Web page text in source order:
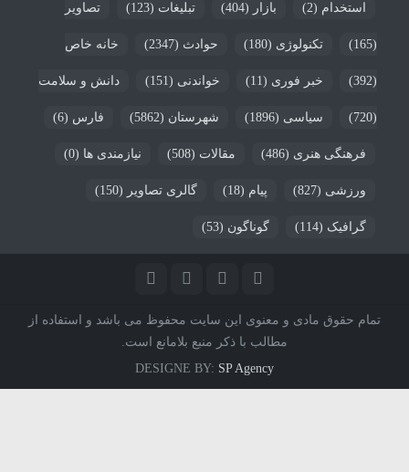
استخدام (2) بازار (404) تبلیغات (123) تصاویر
(165) تکنولوژی (180) حوادث (2347) خانه خاص
(392) خبر فوری (11) خواندنی (151) دانش و سلامت
(720) سیاسی (1896) شهرستان (5862) فارس (6)
فرهنگی هنری (486) مقالات (508) نیازمندی ها (0)
ورزشی (827) پیام (18) گالری تصاویر (150)
گرافیک (114) گوناگون (53)
تمام حقوق مادی و معنوی این سایت محفوظ می باشد و استفاده از
مطالب با ذکر منبع بلامانع است.
DESIGNE BY: SP Agency